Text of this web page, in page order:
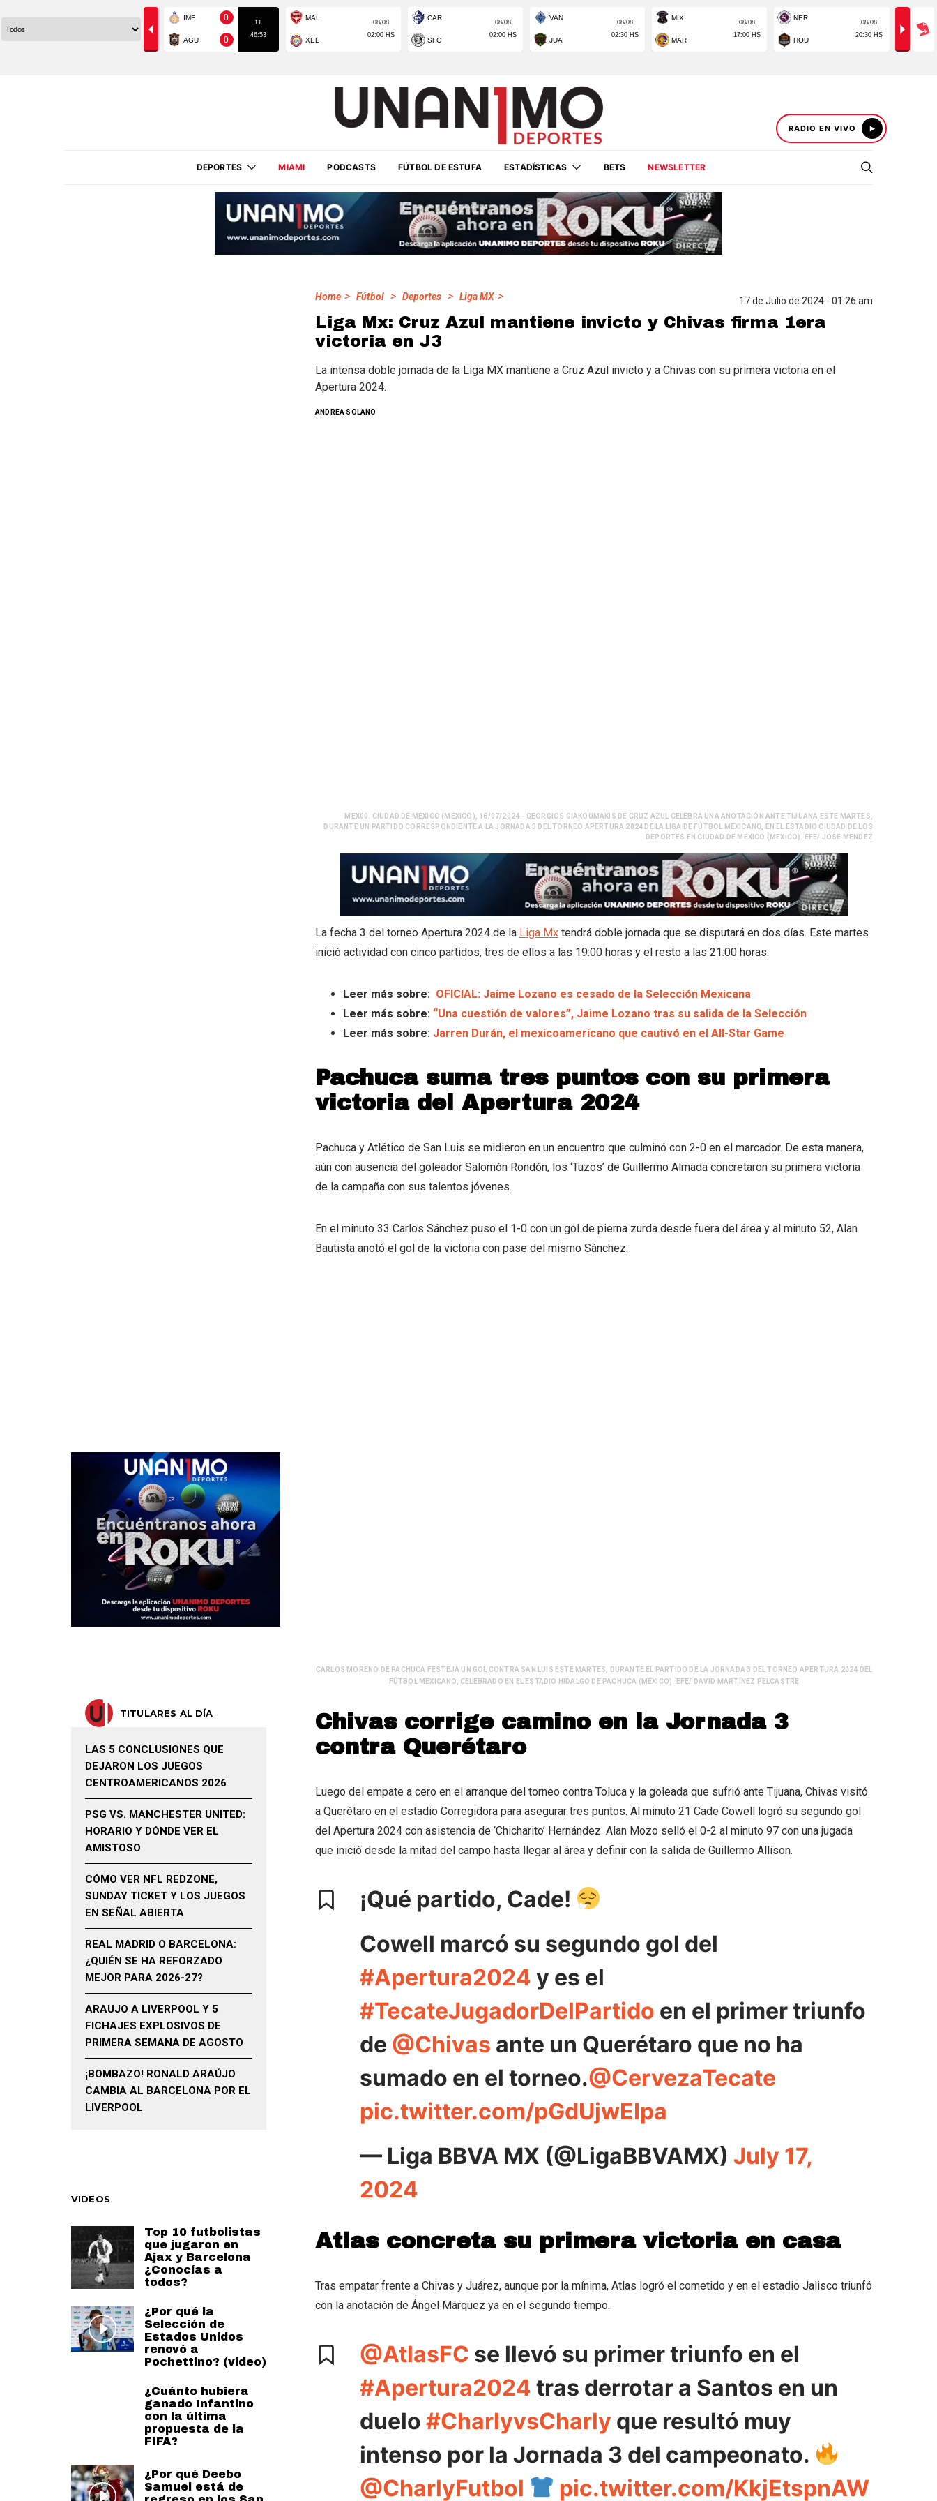
RADIO EN VIVO
DEPORTES MIAMI PODCASTS FÚTBOL DE ESTUFA ESTADÍSTICAS BETS NEWSLETTER
Home > Fútbol > Deportes > Liga MX > 17 de Julio de 2024 - 01:26 am
Liga Mx: Cruz Azul mantiene invicto y Chivas firma 1era
victoria en J3
La intensa doble jornada de la Liga MX mantiene a Cruz Azul invicto y a Chivas con su primera victoria en el
Apertura 2024.
ANDREA SOLANO
MEX00. CIUDAD DE MÉXICO (MÉXICO), 16/07/2024.- GEORGIOS GIAKOUMAKIS DE CRUZ AZUL CELEBRA UNA ANOTACIÓN ANTE TIJUANA ESTE MARTES,
DURANTE UN PARTIDO CORRESPONDIENTE A LA JORNADA 3 DEL TORNEO APERTURA 2024 DE LA LIGA DE FÚTBOL MEXICANO, EN EL ESTADIO CIUDAD DE LOS
DEPORTES EN CIUDAD DE MÉXICO (MÉXICO). EFE/ JOSÉ MÉNDEZ
La fecha 3 del torneo Apertura 2024 de la Liga Mx tendrá doble jornada que se disputará en dos días. Este martes
inició actividad con cinco partidos, tres de ellos a las 19:00 horas y el resto a las 21:00 horas.
Leer más sobre: OFICIAL: Jaime Lozano es cesado de la Selección Mexicana
Leer más sobre: “Una cuestión de valores”, Jaime Lozano tras su salida de la Selección
Leer más sobre: Jarren Durán, el mexicoamericano que cautivó en el All-Star Game
Pachuca suma tres puntos con su primera
victoria del Apertura 2024
Pachuca y Atlético de San Luis se midieron en un encuentro que culminó con 2-0 en el marcador. De esta manera,
aún con ausencia del goleador Salomón Rondón, los ‘Tuzos’ de Guillermo Almada concretaron su primera victoria
de la campaña con sus talentos jóvenes.
En el minuto 33 Carlos Sánchez puso el 1-0 con un gol de pierna zurda desde fuera del área y al minuto 52, Alan
Bautista anotó el gol de la victoria con pase del mismo Sánchez.
CARLOS MORENO DE PACHUCA FESTEJA UN GOL CONTRA SAN LUIS ESTE MARTES, DURANTE EL PARTIDO DE LA JORNADA 3 DEL TORNEO APERTURA 2024 DEL
FÚTBOL MEXICANO, CELEBRADO EN EL ESTADIO HIDALGO DE PACHUCA (MÉXICO). EFE/ DAVID MARTÍNEZ PELCASTRE
Chivas corrige camino en la Jornada 3
contra Querétaro
Luego del empate a cero en el arranque del torneo contra Toluca y la goleada que sufrió ante Tijuana, Chivas visitó
a Querétaro en el estadio Corregidora para asegurar tres puntos. Al minuto 21 Cade Cowell logró su segundo gol
del Apertura 2024 con asistencia de ‘Chicharito’ Hernández. Alan Mozo selló el 0-2 al minuto 97 con una jugada
que inició desde la mitad del campo hasta llegar al área y definir con la salida de Guillermo Allison.
¡Qué partido, Cade!
Cowell marcó su segundo gol del
#Apertura2024 y es el
#TecateJugadorDelPartido en el primer triunfo
de @Chivas ante un Querétaro que no ha
sumado en el torneo.@CervezaTecate
pic.twitter.com/pGdUjwEIpa
— Liga BBVA MX (@LigaBBVAMX) July 17,
2024
Atlas concreta su primera victoria en casa
Tras empatar frente a Chivas y Juárez, aunque por la mínima, Atlas logró el cometido y en el estadio Jalisco triunfó
con la anotación de Ángel Márquez ya en el segundo tiempo.
@AtlasFC se llevó su primer triunfo en el
#Apertura2024 tras derrotar a Santos en un
duelo #CharlyvsCharly que resultó muy
intenso por la Jornada 3 del campeonato.
@CharlyFutbol
pic.twitter.com/KkjEtspnAW
TITULARES AL DÍA
LAS 5 CONCLUSIONES QUE
DEJARON LOS JUEGOS
CENTROAMERICANOS 2026
PSG VS. MANCHESTER UNITED:
HORARIO Y DÓNDE VER EL
AMISTOSO
CÓMO VER NFL REDZONE,
SUNDAY TICKET Y LOS JUEGOS
EN SEÑAL ABIERTA
REAL MADRID O BARCELONA:
¿QUIÉN SE HA REFORZADO
MEJOR PARA 2026-27?
ARAUJO A LIVERPOOL Y 5
FICHAJES EXPLOSIVOS DE
PRIMERA SEMANA DE AGOSTO
¡BOMBAZO! RONALD ARAÚJO
CAMBIA AL BARCELONA POR EL
LIVERPOOL
VIDEOS
Top 10 futbolistas
que jugaron en
Ajax y Barcelona
¿Conocías a
todos?
¿Por qué la
Selección de
Estados Unidos
renovó a
Pochettino? (video)
¿Cuánto hubiera
ganado Infantino
con la última
propuesta de la
FIFA?
¿Por qué Deebo
Samuel está de